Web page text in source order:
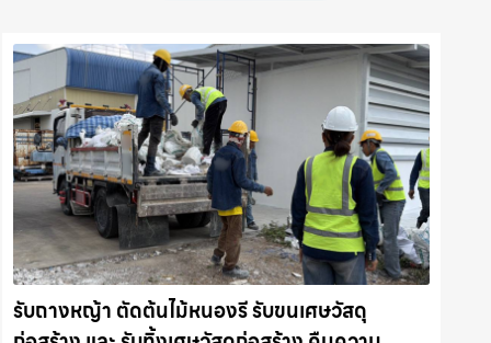
รับถางหญ้า ตัดต้นไม้หนองรี รับขนเศษวัสดุ